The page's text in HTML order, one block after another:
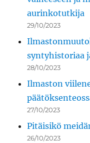
aurinkotutkija
29/10/2023
syntyhistoriaa
28/10/2023
Ilmaston
27/10/2023
Pitäisikö
26/10/2023